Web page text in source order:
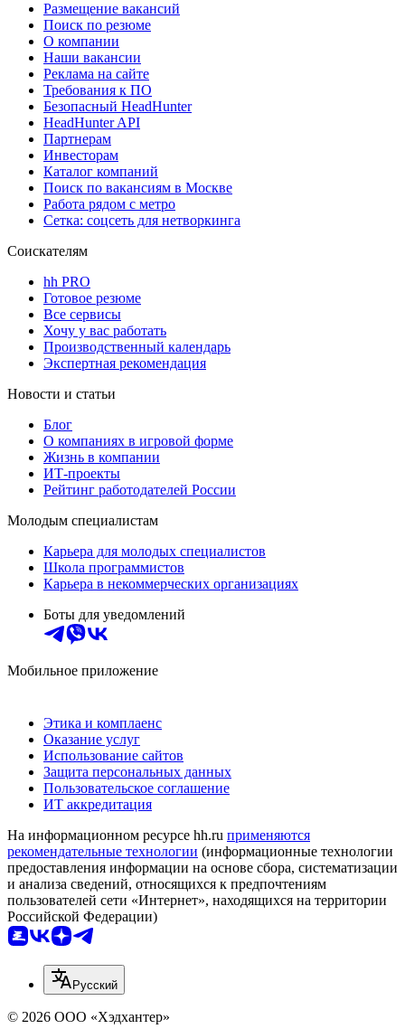
Размещение вакансий
Поиск по резюме
О компании
Наши вакансии
Реклама на сайте
Требования к ПО
Безопасный HeadHunter
HeadHunter API
Партнерам
Инвесторам
Каталог компаний
Поиск по вакансиям в Москве
Работа рядом с метро
Сетка: соцсеть для нетворкинга
Соискателям
hh PRO
Готовое резюме
Все сервисы
Хочу у вас работать
Производственный календарь
Экспертная рекомендация
Новости и статьи
Блог
О компаниях в игровой форме
Жизнь в компании
ИТ-проекты
Рейтинг работодателей России
Молодым специалистам
Карьера для молодых специалистов
Школа программистов
Карьера в некоммерческих организациях
Боты для уведомлений
Мобильное приложение
Этика и комплаенс
Оказание услуг
Использование сайтов
Защита персональных данных
Пользовательское соглашение
ИТ аккредитация
На информационном ресурсе hh.ru применяются
рекомендательные технологии (информационные технологии
предоставления информации на основе сбора, систематизации
и анализа сведений, относящихся к предпочтениям
пользователей сети «Интернет», находящихся на территории
Российской Федерации)
Русский
© 2026 ООО «Хэдхантер»